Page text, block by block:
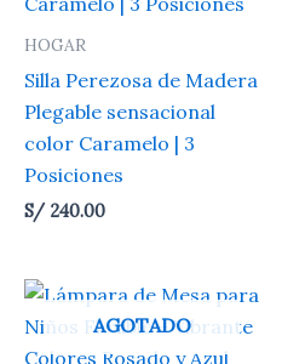
HOGAR
Silla Perezosa de Madera
Plegable sensacional
color Caramelo | 3
Posiciones
S/240.00
AGOTADO